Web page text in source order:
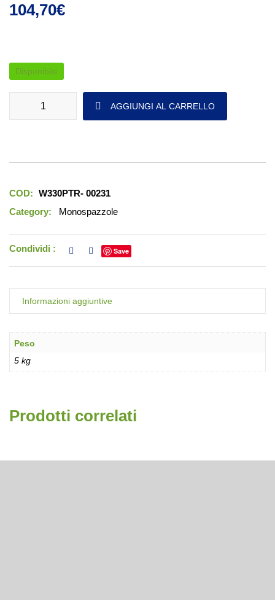
104,70€
Disponibile
AGGIUNGI AL CARRELLO
COD: W330PTR- 00231
Category:
Monospazzole
Condividi : Save
Informazioni aggiuntive
Peso
5 kg
Prodotti correlati